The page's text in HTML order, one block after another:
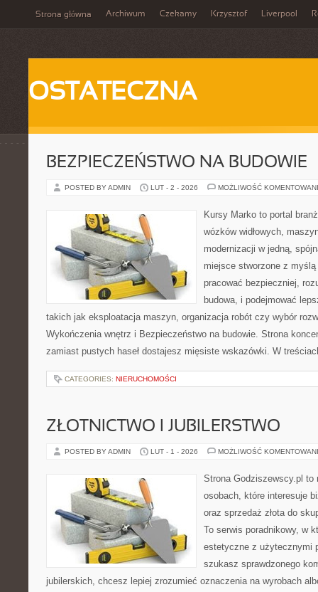
Strona główna Archiwum Czekamy Krzysztof Liverpool
OSTATECZNA
BEZPIECZEŃSTWO NA BUDOWIE
POSTED BY ADMIN LUT - 2 - 2026 MOŻLIWOŚĆ
Kursy Marko to portal
wózków widłowych,
modernizacji w jedną,
miejsce stworzone z
pracować bezpieczniej,
budowa, i podejmować
takich jak eksploatacja maszyn, organizacja robót czy wybór
Wykończenia wnętrz i Bezpieczeństwo na budowie. Strona
zamiast pustych haseł dostajesz mięsiste wskazówki. W
CATEGORIES: NIERUCHOMOŚCI
ZŁOTNICTWO I JUBILERSTWO
POSTED BY ADMIN LUT - 1 - 2026 MOŻLIWOŚĆ
Strona Godziszewscy.pl
osobach, które interesuje
oraz sprzedaż złota do
To serwis poradnikowy, w
estetyczne z użytecznymi
szukasz sprawdzonego
jubilerskich, chcesz lepiej zrozumieć oznaczenia na wyrobach